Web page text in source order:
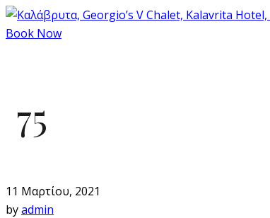
Book Now
75
11 Μαρτίου, 2021
byadmin